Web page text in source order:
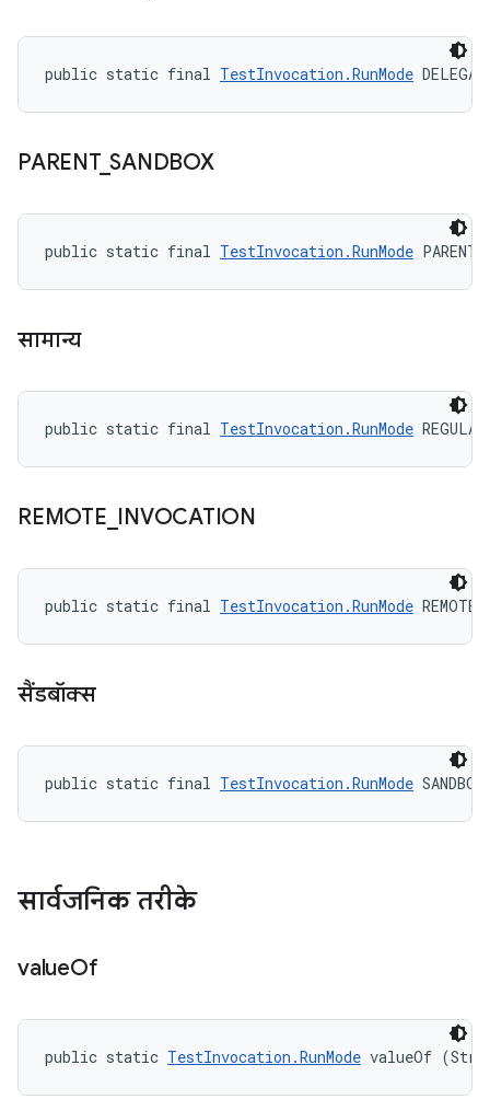
public static final TestInvocation.RunMode
PARENT_SANDBOX
public static final TestInvocation.RunMode
सामान्य
public static final TestInvocation.RunMode REGULAR
REMOTE INVOCATION
public static final TestInvocation.RunMode
सैंडबॉक्स
public static final TestInvocation.RunMode SANDBOX
सार्वजनिक तरीके
valueOf
public static TestInvocation.RunMode valueOf